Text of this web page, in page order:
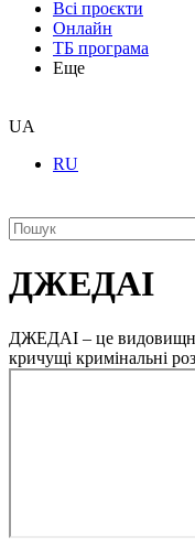
Всі проєкти
Онлайн
ТБ програма
Еще
UA
RU
ДЖЕДАІ
ДЖЕДАІ – це видовищна
кричущі кримінальні